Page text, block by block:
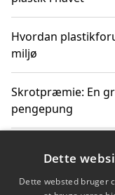
Hvordan
miljø
Skrotpræmie: En
pengepung
Hvordan blåfade
plastik i havet
Dette
Dette websted bruger